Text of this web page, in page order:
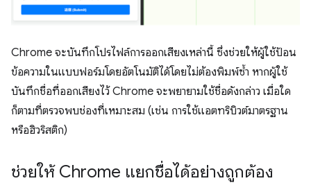
Chrome จะบันทึกโปรไฟล์การออกเสียงเหล่านี้ ซึ่งช่วยให้ผู้ใช้ป้อน
ข้อความในแบบฟอร์มโดยอัตโนมัติได้โดยไม่ต้องพิมพ์ซ้ำ หากผู้ใช้
บันทึกชื่อที่ออกเสียงไว้ Chrome จะพยายามใช้ชื่อดังกล่าว เมื่อใด
ก็ตามที่ตรวจพบช่องที่เหมาะสม (เช่น การใช้แอตทริบิวต์มาตรฐาน
หรือฮิวริสติก)
ช่วยให้ Chrome แยกชื่อได้อย่างถูกต้อง